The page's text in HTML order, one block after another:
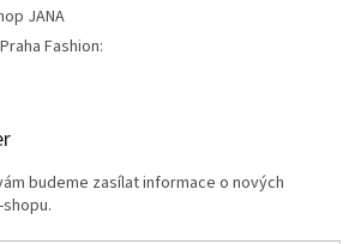
JANA
Fashion:
budeme zasílat informace o nových